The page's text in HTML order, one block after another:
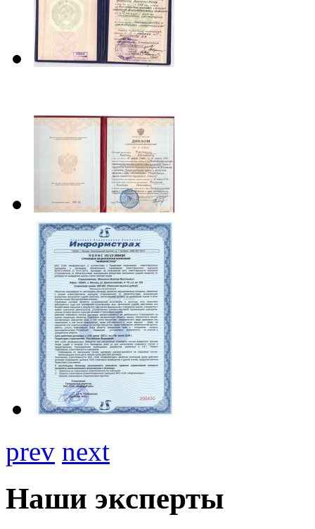
prev next
Наши эксперты